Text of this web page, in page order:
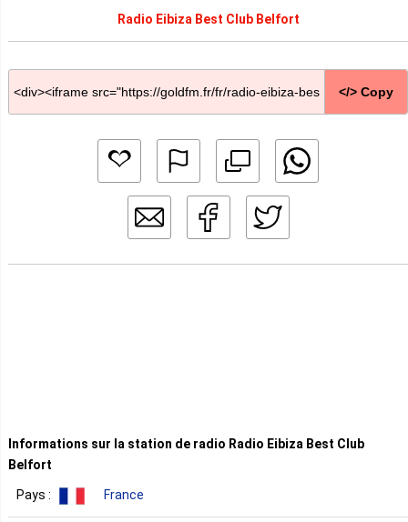
Radio Eibiza Best Club Belfort
</> Copy
Informations sur la station de radio Radio Eibiza Best Club
Belfort
Pays : France